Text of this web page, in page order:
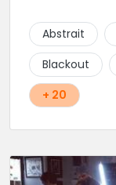
Abstrait
Blackout
+ 20